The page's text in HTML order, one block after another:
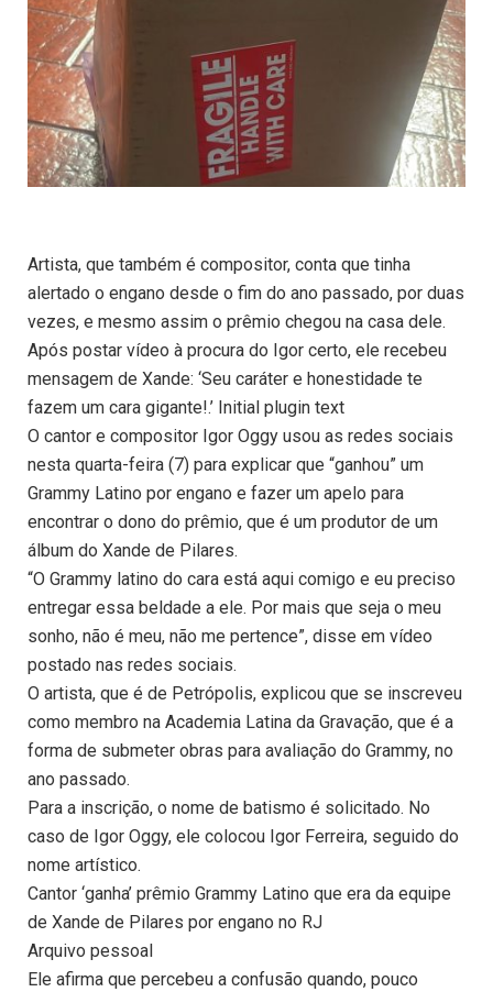
Artista, que também é compositor, conta que tinha
alertado o engano desde o fim do ano passado, por duas
vezes, e mesmo assim o prêmio chegou na casa dele.
Após postar vídeo à procura do Igor certo, ele recebeu
mensagem de Xande: ‘Seu caráter e honestidade te
fazem um cara gigante!.’ Initial plugin text
O cantor e compositor Igor Oggy usou as redes sociais
nesta quarta-feira (7) para explicar que “ganhou” um
Grammy Latino por engano e fazer um apelo para
encontrar o dono do prêmio, que é um produtor de um
álbum do Xande de Pilares.
“O Grammy latino do cara está aqui comigo e eu preciso
entregar essa beldade a ele. Por mais que seja o meu
sonho, não é meu, não me pertence”, disse em vídeo
postado nas redes sociais.
O artista, que é de Petrópolis, explicou que se inscreveu
como membro na Academia Latina da Gravação, que é a
forma de submeter obras para avaliação do Grammy, no
ano passado.
Para a inscrição, o nome de batismo é solicitado. No
caso de Igor Oggy, ele colocou Igor Ferreira, seguido do
nome artístico.
Cantor ‘ganha’ prêmio Grammy Latino que era da equipe
de Xande de Pilares por engano no RJ
Arquivo pessoal
Ele afirma que percebeu a confusão quando, pouco